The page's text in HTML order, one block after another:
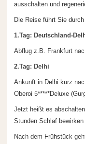
ausschalten und
Die Reise führt Sie
1.Tag: Deutschland-
Abflug z.B. Frankfurt
2.Tag: Delhi
Ankunft in Delhi kurz
Oberoi 5*****Deluxe
Jetzt heißt es
Stunden Schlaf bewirken
Nach dem Frühstück